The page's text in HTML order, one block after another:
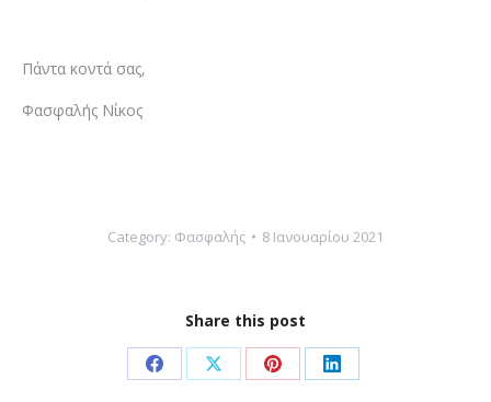
Πάντα κοντά σας,
Φασφαλής Νίκος
Category: Φασφαλής 8 Ιανουαρίου 2021
Share this post
Share Share Share Share